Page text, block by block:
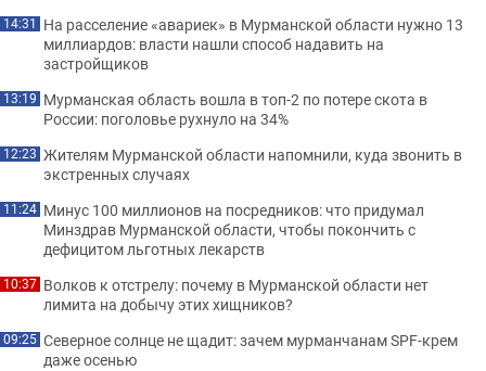
14:31 На расселение «авариек» в Мурманской области нужно 13
миллиардов: власти нашли способ надавить на
застройщиков
13:19 Мурманская область вошла в топ-2 по потере скота в
России: поголовье рухнуло на 34%
12:23 Жителям Мурманской области напомнили, куда звонить в
экстренных случаях
11:24 Минус 100 миллионов на посредников: что придумал
Минздрав Мурманской области, чтобы покончить с
дефицитом льготных лекарств
10:37 Волков к отстрелу: почему в Мурманской области нет
лимита на добычу этих хищников?
09:25 Северное солнце не щадит: зачем мурманчанам SPF-крем
даже осенью